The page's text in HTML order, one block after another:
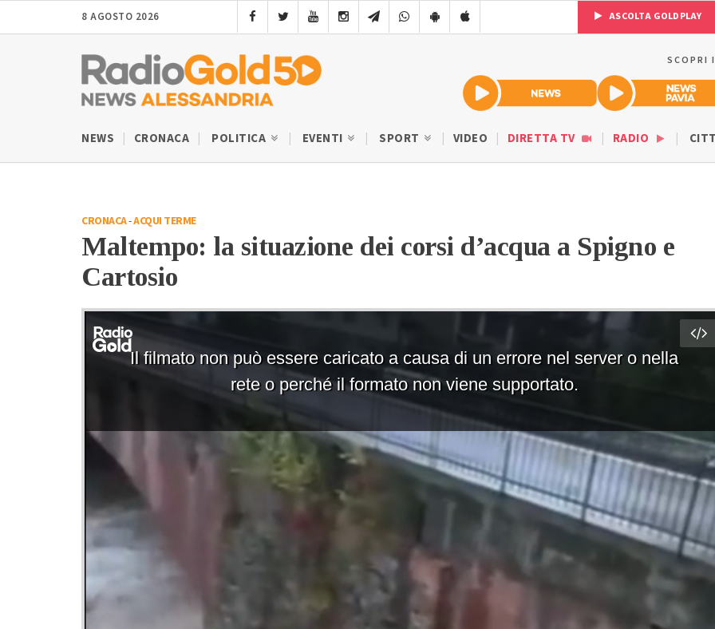
8 AGOSTO 2026 ASCOLTA GOLDPLAY
SCOPRI
NEWS CRONACA POLITICA EVENTI SPORT VIDEO DIRETTA TV RADIO
CRONACA-ACQUI TERME
Maltempo: la situazione dei corsi d’acqua a Spigno e
Cartosio